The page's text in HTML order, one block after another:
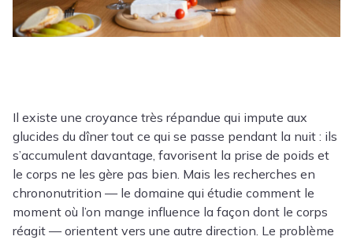
Il existe une croyance très répandue qui impute aux
glucides du dîner tout ce qui se passe pendant la nuit : ils
s’accumulent davantage, favorisent la prise de poids et
le corps ne les gère pas bien. Mais les recherches en
chrononutrition — le domaine qui étudie comment le
moment où l’on mange influence la façon dont le corps
réagit — orientent vers une autre direction. Le problème